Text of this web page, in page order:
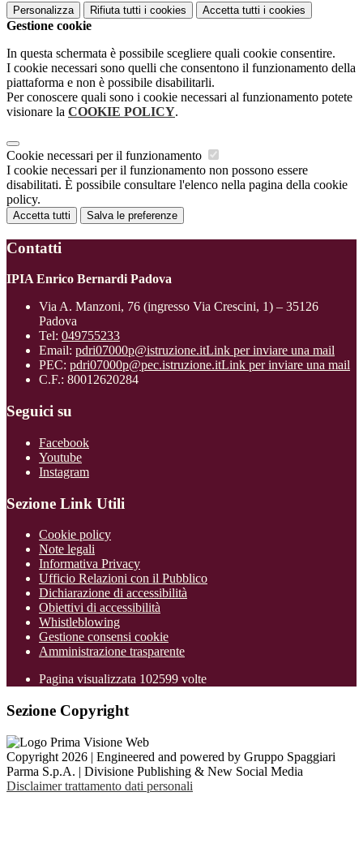
Personalizza Rifiuta tutti i cookies Accetta tutti i cookies
Gestione cookie
In questa schermata è possibile scegliere quali cookie consentire.
I cookie necessari sono quelli che consentono il funzionamento della
piattaforma e non è possibile disabilitarli.
Per conoscere quali sono i cookie necessari al funzionamento potete
visionare la COOKIE POLICY.
Cookie necessari per il funzionamento
I cookie necessari per il funzionamento non possono essere
disabilitati. È possibile consultare l'elenco nella pagina della cookie
policy.
Accetta tutti Salva le preferenze
Contatti
IPIA Enrico Bernardi Padova
Via A. Manzoni, 76 (ingresso Via Crescini, 1) – 35126
Padova
Tel: 049755233
Email: pdri07000p@istruzione.itLink per inviare una mail
PEC: pdri07000p@pec.istruzione.itLink per inviare una mail
C.F.: 80012620284
Seguici su
Facebook
Youtube
Instagram
Sezione Link Utili
Cookie policy
Note legali
Informativa Privacy
Ufficio Relazioni con il Pubblico
Dichiarazione di accessibilità
Obiettivi di accessibilità
Whistleblowing
Gestione consensi cookie
Amministrazione trasparente
Pagina visualizzata 102599 volte
Sezione Copyright
Copyright 2026 | Engineered and powered by Gruppo Spaggiari
Parma S.p.A. | Divisione Publishing & New Social Media
Disclaimer trattamento dati personali